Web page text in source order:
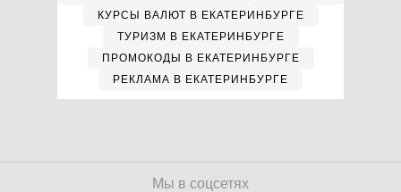
КУРСЫ ВАЛЮТ В ЕКАТЕРИНБУРГЕ
ТУРИЗМ В ЕКАТЕРИНБУРГЕ
ПРОМОКОДЫ В ЕКАТЕРИНБУРГЕ
РЕКЛАМА В ЕКАТЕРИНБУРГЕ
Мы в соцсетях